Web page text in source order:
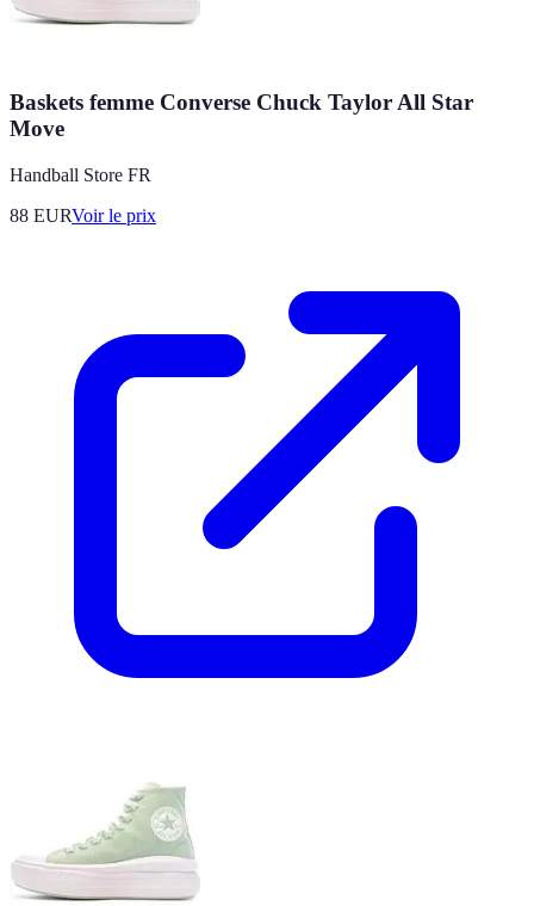
Baskets femme Converse Chuck Taylor All Star
Move
Handball Store FR
88 EURVoir le prix